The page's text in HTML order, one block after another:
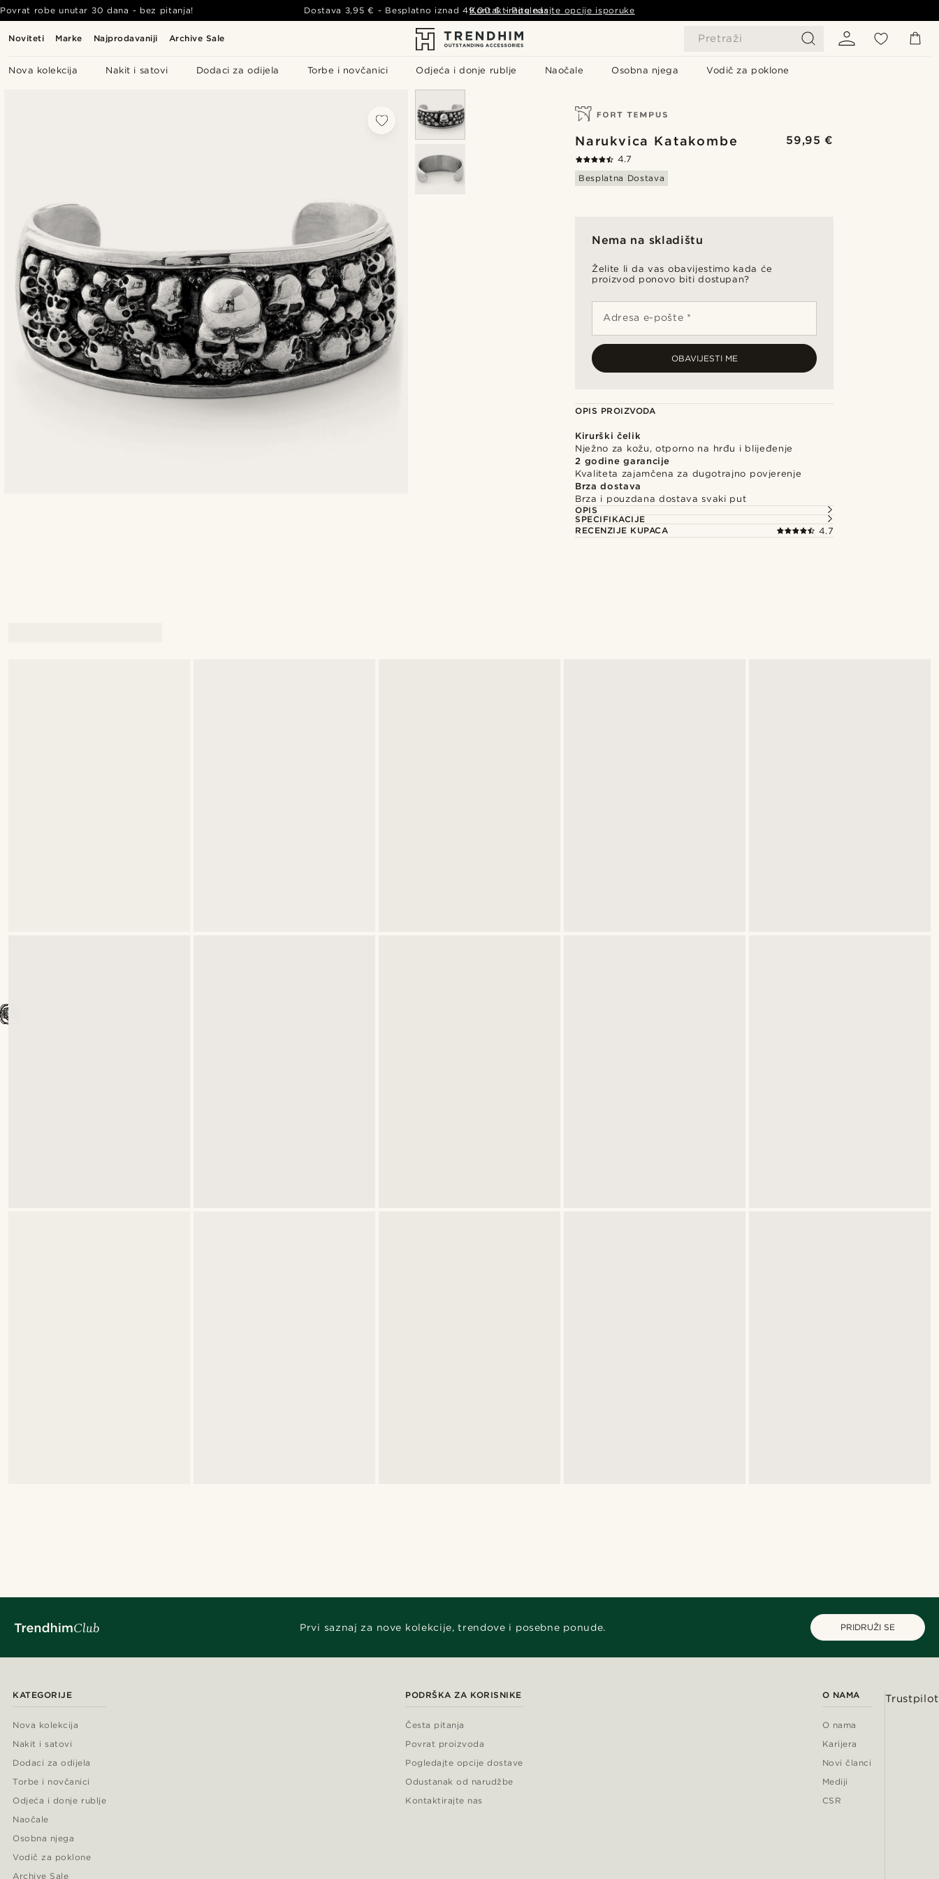
Noviteti Marke Najprodavaniji Archive Sale Pretraži
Nova kolekcija Nakit i satovi Dodaci za odijela Torbe i novčanici Odjeća i donje rublje Naočale Osobna njega Vodič za poklone
Povrat robe unutar 30 dana - bez pitanja! Dostava 3,95 € - Besplatno iznad49,00 € - Pogledajte opcije isporuke
Kontaktirajte nas
Narukvica Katakombe 59,95 €
4.7
Besplatna Dostava
Nema na skladištu
Želite li da vas obavijestimo kada će
proizvod ponovo biti dostupan?
Adresa e-pošte *
OBAVIJESTI ME
OPIS PROIZVODA
Kirurški čelik
Nježno za kožu, otporno na hrđu i blijeđenje
2 godine garancije
Kvaliteta zajamčena za dugotrajno povjerenje
Brza dostava
Brza i pouzdana dostava svaki put
OPIS
SPECIFIKACIJE
RECENZIJE KUPACA
4.7
Prvi saznaj za nove kolekcije, trendove i posebne ponude. PRIDRUŽI SE
KATEGORIJE
Nova kolekcija
Nakit i satovi
Dodaci za odijela
Torbe i novčanici
Odjeća i donje rublje
Naočale
Osobna njega
Vodič za poklone
Archive Sale
PODRŠKA ZA KORISNIKE
Česta pitanja
Povrat proizvoda
Pogledajte opcije dostave
Odustanak od narudžbe
Kontaktirajte nas
O NAMA
O nama
Karijera
Novi članci
Mediji
CSR
Trustpilot